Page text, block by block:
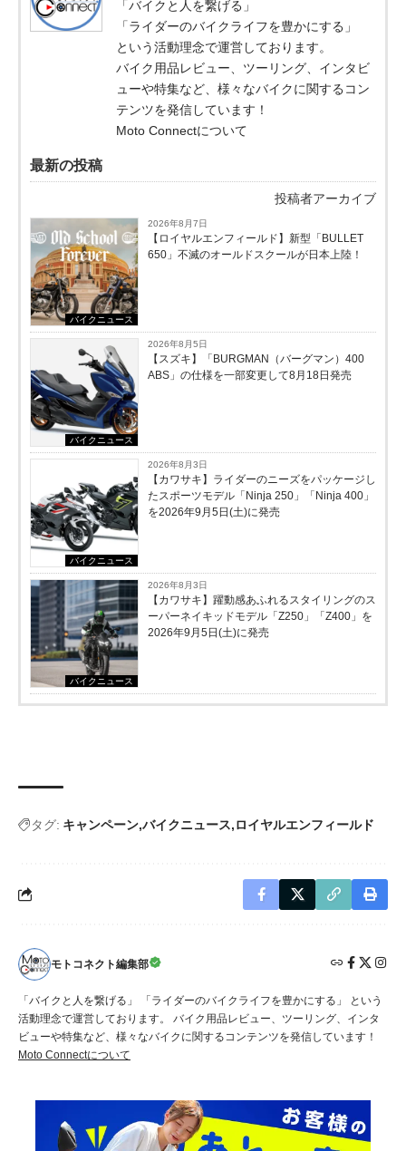
「バイクと人を繋げる」
「ライダーのバイクライフを豊かにする」
という活動理念で運営しております。
バイク用品レビュー、ツーリング、インタビ
ューや特集など、様々なバイクに関するコン
テンツを発信しています！
Moto Connectについて
最新の投稿
投稿者アーカイブ
バイクニュース
2026年8月7日
【ロイヤルエンフィールド】新型「BULLET
650」不滅のオールドスクールが⽇本上陸！
バイクニュース
2026年8月5日
【スズキ】「BURGMAN（バーグマン）400
ABS」の仕様を一部変更して8月18日発売
バイクニュース
2026年8月3日
【カワサキ】ライダーのニーズをパッケージし
たスポーツモデル「Ninja 250」「Ninja 400」
を2026年9月5日(土)に発売
バイクニュース
2026年8月3日
【カワサキ】躍動感あふれるスタイリングのス
ーパーネイキッドモデル「Z250」「Z400」を
2026年9月5日(土)に発売
タグ: キャンペーン バイクニュース ロイヤルエンフィールド
モトコネクト編集部
「バイクと人を繋げる」 「ライダーのバイクライフを豊かにする」 という
活動理念で運営しております。 バイク用品レビュー、ツーリング、インタ
ビューや特集など、様々なバイクに関するコンテンツを発信しています！
Moto Connectについて